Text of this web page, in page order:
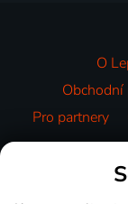
O
Pro partnery